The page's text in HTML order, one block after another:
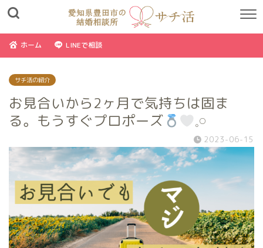
ホーム LINEで相談
サチ活の紹介
お見合いから2ヶ月で気持ちは固ま
る。もうすぐプロポーズ
𓈒𓏸
2023-06-15